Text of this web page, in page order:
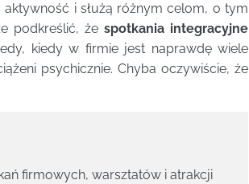
i służą różnym celom, o tym
podkreślić, że spotkania integracyjne
kiedy w firmie jest naprawdę wiele
psychicznie. Chyba oczywiście, że
firmowych, warsztatów i atrakcji